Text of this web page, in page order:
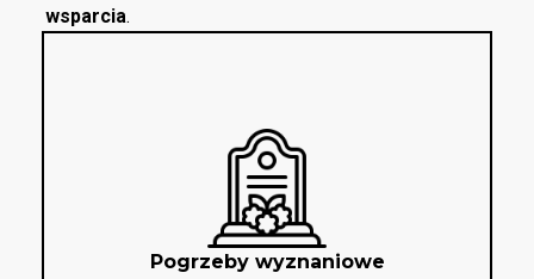
wsparcia.
Pogrzeby wyznaniowe